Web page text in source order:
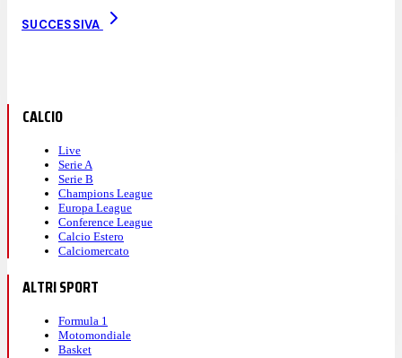
SUCCESSIVA
CALCIO
Live
Serie A
Serie B
Champions League
Europa League
Conference League
Calcio Estero
Calciomercato
ALTRI SPORT
Formula 1
Motomondiale
Basket